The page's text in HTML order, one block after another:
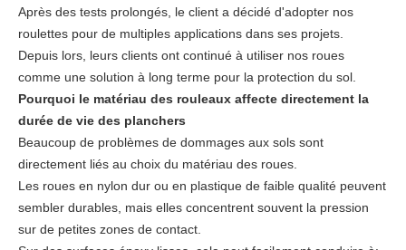
Après des tests prolongés, le client a décidé d'adopter nos
roulettes pour de multiples applications dans ses projets.
Depuis lors, leurs clients ont continué à utiliser nos roues
comme une solution à long terme pour la protection du sol.
Pourquoi le matériau des rouleaux affecte directement la
durée de vie des planchers
Beaucoup de problèmes de dommages aux sols sont
directement liés au choix du matériau des roues.
Les roues en nylon dur ou en plastique de faible qualité peuvent
sembler durables, mais elles concentrent souvent la pression
sur de petites zones de contact.